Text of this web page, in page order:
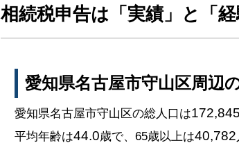
相続税申告は「実績」と「
愛知県名古屋市守山区周辺
愛知県名古屋市守山区の総人口は172,845
平均年齢は44.0歳で、65歳以上は40,782